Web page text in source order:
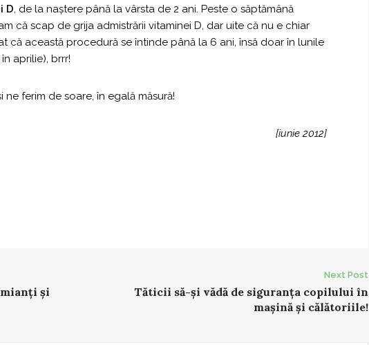
D, de la naştere până la vârsta de 2 ani. Peste o săptămână
că scap de grija admistrării vitaminei D, dar uite că nu e chiar
că această procedură se întinde până la 6 ani, însă doar în lunile
aprilie), brrr!
ferim de soare, în egală măsură!
[iunie 2012]
și
Next Post
Tăticii să-și vădă de siguranța copilului în
mașină și călătoriile!